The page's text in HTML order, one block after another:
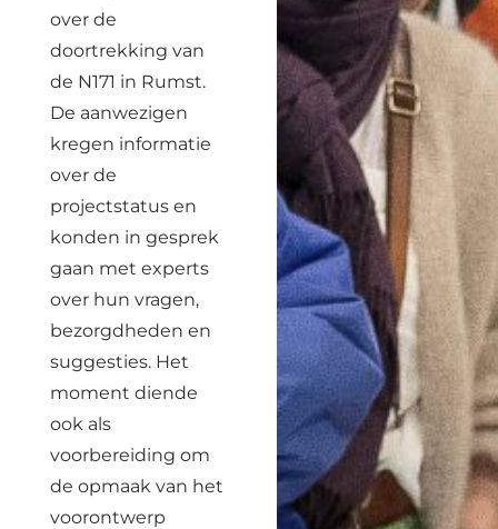
over de
doortrekking van
de N171 in Rumst.
De aanwezigen
kregen informatie
over de
projectstatus en
konden in gesprek
gaan met experts
over hun vragen,
bezorgdheden en
suggesties. Het
moment diende
ook als
voorbereiding om
de opmaak van het
voorontwerp